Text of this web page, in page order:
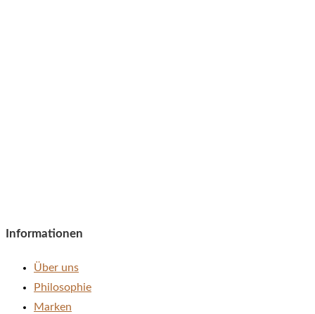
Informationen
Über uns
Philosophie
Marken